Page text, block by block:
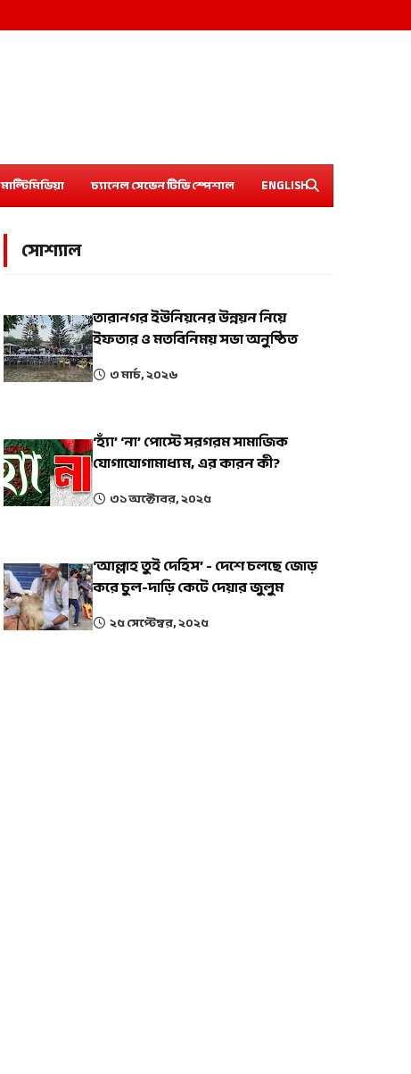
মাল্টিমিডিয়া চ্যানেল সেভেন টিভি স্পেশাল ENGLISH
সোশ্যাল
তারানগর ইউনিয়নের উন্নয়ন নিয়ে
ইফতার ও মতবিনিময় সভা অনুষ্ঠিত
৩ মার্চ, ২০২৬
‘হ্যাঁ’ ‘না’ পোস্টে সরগরম সামাজিক
যোগাযোগামাধ্যম, এর কারন কী?
৩১ অক্টোবর, ২০২৫
‘আল্লাহ তুই দেহিস’ - দেশে চলছে জোড়
করে চুল-দাড়ি কেটে দেয়ার জুলুম
২৫ সেপ্টেম্বর, ২০২৫